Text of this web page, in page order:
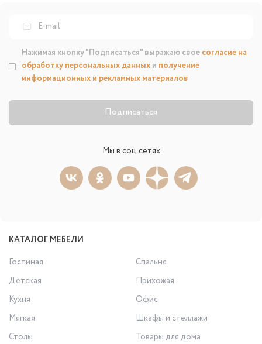
Подписаться
Нажимая кнопку "Подписаться" выражаю свое согласие на
обработку персональных данных и получение
информационных и рекламных материалов
Мы в соц.сетях
КАТАЛОГ МЕБЕЛИ
Гостиная
Спальня
Детская
Прихожая
Кухня
Офис
Мягкая
Шкафы и стеллажи
Столы
Товары для дома